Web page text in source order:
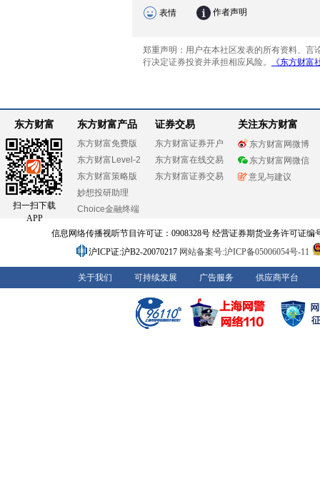
东方财富
扫一扫下载
APP
东方财富产品
东方财富免费版
东方财富Level-2
东方财富策略版
妙想投研助理
Choice金融终端
证券交易
东方财富证券开户
东方财富在线交易
东方财富证券交易
关注东方财富
东方财富网微博
东方财富网微信
意见与建议
信息网络传播视听节目许可证：0908328号 经营证券期货业务许可证编
沪ICP证:沪B2-20070217 网站备案号:沪ICP备05006054号-11
关于我们 可持续发展 广告服务 供应商平台